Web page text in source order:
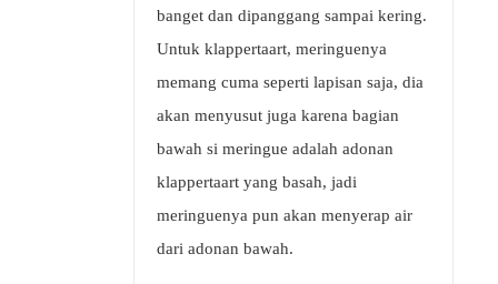
banget dan dipanggang sampai kering.
Untuk klappertaart, meringuenya
memang cuma seperti lapisan saja, dia
akan menyusut juga karena bagian
bawah si meringue adalah adonan
klappertaart yang basah, jadi
meringuenya pun akan menyerap air
dari adonan bawah.